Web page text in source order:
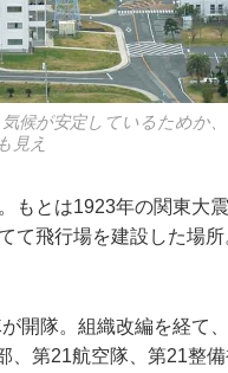
気候が安定しているためか
見え
もとは1923年の関東大
て飛行場を建設した場
開隊。組織改編を経て
、第21航空隊、第21整